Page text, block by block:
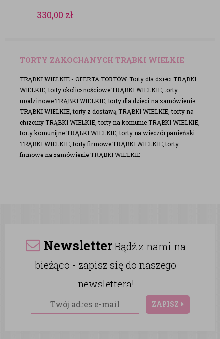
330,00 zł
TORTY ZAKOCHANYCH TRĄBKI WIELKIE
TRĄBKI WIELKIE - OFERTA TORTÓW. Torty dla dzieci TRĄBKI
WIELKIE, torty okolicznościowe TRĄBKI WIELKIE, torty
urodzinowe TRĄBKI WIELKIE, torty dla dzieci na zamówienie
TRĄBKI WIELKIE, torty z dostawą TRĄBKI WIELKIE, torty na
chrzciny TRĄBKI WIELKIE, torty na komunie TRĄBKI WIELKIE,
torty komunijne TRĄBKI WIELKIE, torty na wieczór panieński
TRĄBKI WIELKIE, torty firmowe TRĄBKI WIELKIE, torty
firmowe na zamówienie TRĄBKI WIELKIE
NewsletterBądź z nami na
bieżąco - zapisz się do naszego
newslettera!
ZAPISZ